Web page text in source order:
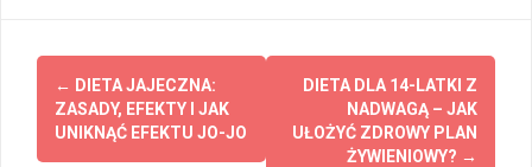
Post
navigation
← DIETA JAJECZNA:
ZASADY, EFEKTY I JAK
UNIKNĄĆ EFEKTU JO-JO
DIETA DLA 14-LATKI Z
NADWAGĄ – JAK
UŁOŻYĆ ZDROWY PLAN
ŻYWIENIOWY? →